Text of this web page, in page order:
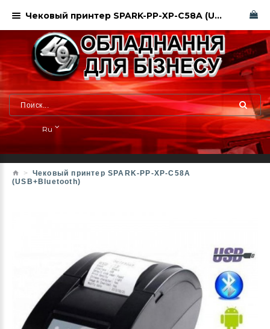
Ru
Чековый принтер SPARK-PP-XP-C58A
(USB+Bluetooth)
Чековый принтер SPARK-PP-XP-C58A (USB+Bluetooth)